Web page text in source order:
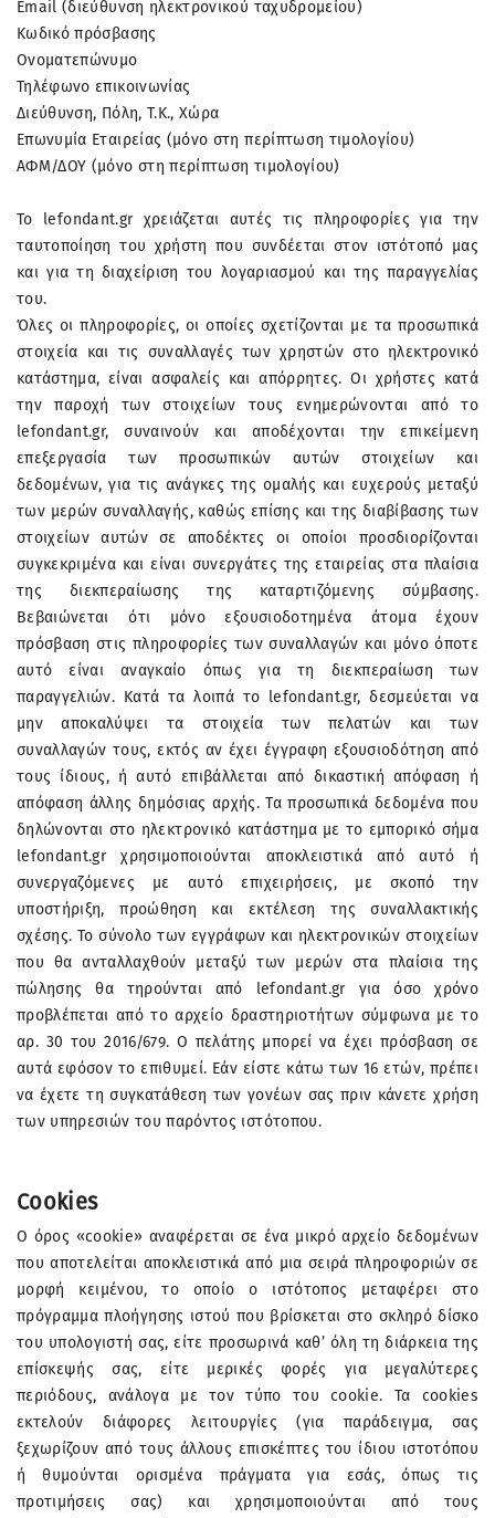
Email (διεύθυνση ηλεκτρονικού ταχυδρομείου)
Κωδικό πρόσβασης
Ονοματεπώνυμο
Τηλέφωνο επικοινωνίας
Διεύθυνση, Πόλη, Τ.Κ., Χώρα
Επωνυμία Εταιρείας (μόνο στη περίπτωση τιμολογίου)
ΑΦΜ/ΔΟΥ (μόνο στη περίπτωση τιμολογίου)
Το lefondant.gr χρειάζεται αυτές τις πληροφορίες για την
ταυτοποίηση του χρήστη που συνδέεται στον ιστότοπό μας
και για τη διαχείριση του λογαριασμού και της παραγγελίας
του.
Όλες οι πληροφορίες, οι οποίες σχετίζονται με τα προσωπικά
στοιχεία και τις συναλλαγές των χρηστών στο ηλεκτρονικό
κατάστημα, είναι ασφαλείς και απόρρητες. Οι χρήστες κατά
την παροχή των στοιχείων τους ενημερώνονται από το
lefondant.gr, συναινούν και αποδέχονται την επικείμενη
επεξεργασία των προσωπικών αυτών στοιχείων και
δεδομένων, για τις ανάγκες της ομαλής και ευχερούς μεταξύ
των μερών συναλλαγής, καθώς επίσης και της διαβίβασης των
στοιχείων αυτών σε αποδέκτες οι οποίοι προσδιορίζονται
συγκεκριμένα και είναι συνεργάτες της εταιρείας στα πλαίσια
της διεκπεραίωσης της καταρτιζόμενης σύμβασης.
Βεβαιώνεται ότι μόνο εξουσιοδοτημένα άτομα έχουν
πρόσβαση στις πληροφορίες των συναλλαγών και μόνο όποτε
αυτό είναι αναγκαίο όπως για τη διεκπεραίωση των
παραγγελιών. Κατά τα λοιπά το lefondant.gr, δεσμεύεται να
μην αποκαλύψει τα στοιχεία των πελατών και των
συναλλαγών τους, εκτός αν έχει έγγραφη εξουσιοδότηση από
τους ίδιους, ή αυτό επιβάλλεται από δικαστική απόφαση ή
απόφαση άλλης δημόσιας αρχής. Τα προσωπικά δεδομένα που
δηλώνονται στο ηλεκτρονικό κατάστημα με το εμπορικό σήμα
lefondant.gr χρησιμοποιούνται αποκλειστικά από αυτό ή
συνεργαζόμενες με αυτό επιχειρήσεις, με σκοπό την
υποστήριξη, προώθηση και εκτέλεση της συναλλακτικής
σχέσης.Το σύνολο των εγγράφων και ηλεκτρονικών στοιχείων
που θα ανταλλαχθούν μεταξύ των μερών στα πλαίσια της
πώλησης θα τηρούνται από lefondant.gr για όσο χρόνο
προβλέπεται από το αρχείο δραστηριοτήτων σύμφωνα με το
αρ. 30 του 2016/679. Ο πελάτης μπορεί να έχει πρόσβαση σε
αυτά εφόσον το επιθυμεί. Εάν είστε κάτω των 16 ετών, πρέπει
να έχετε τη συγκατάθεση των γονέων σας πριν κάνετε χρήση
των υπηρεσιών του παρόντος ιστότοπου.
Cookies
Ο όρος «cookie» αναφέρεται σε ένα μικρό αρχείο δεδομένων
που αποτελείται αποκλειστικά από μια σειρά πληροφοριών σε
μορφή κειμένου, το οποίο ο ιστότοπος μεταφέρει στο
πρόγραμμα πλοήγησης ιστού που βρίσκεται στο σκληρό δίσκο
του υπολογιστή σας, είτε προσωρινά καθ’ όλη τη διάρκεια της
επίσκεψής σας, είτε μερικές φορές για μεγαλύτερες
περιόδους, ανάλογα με τον τύπο του cookie. Τα cookies
εκτελούν διάφορες λειτουργίες (για παράδειγμα, σας
ξεχωρίζουν από τους άλλους επισκέπτες του ίδιου ιστοτόπου
ή θυμούνται ορισμένα πράγματα για εσάς, όπως τις
προτιμήσεις σας) και χρησιμοποιούνται από τους